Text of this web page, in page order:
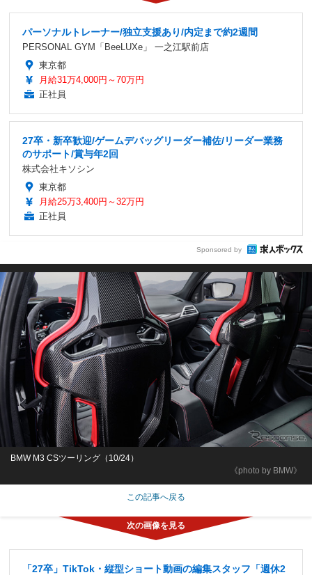
パーソナルトレーナー/独立支援あり/内定まで約2週間
PERSONAL GYM「BeeLUXe」 一之江駅前店
東京都
月給31万4,000円～70万円
正社員
27卒・新卒歓迎/ゲームデバッグリーダー補佐/リーダー業務
のサポート/賞与年2回
株式会社キソシン
東京都
月給25万3,400円～32万円
正社員
Sponsored by
《photo by BMW》
BMW M3 CSツーリング（10/24）
この記事へ戻る
「27卒」TikTok・縦型ショート動画の編集スタッフ「週休2